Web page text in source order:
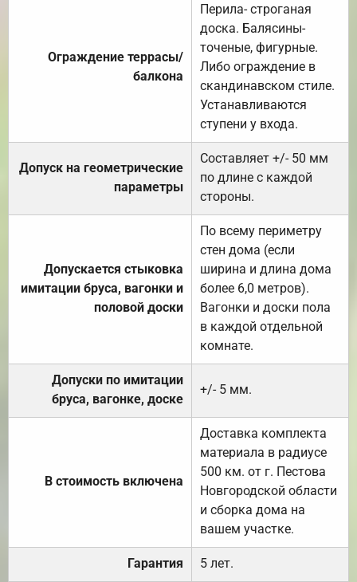
Ограждение террасы/
балкона
Перила- строганая
доска. Балясины-
точеные, фигурные.
Либо ограждение в
скандинавском стиле.
Устанавливаются
ступени у входа.
Допуск на геометрические
параметры
Составляет +/- 50 мм
по длине с каждой
стороны.
Допускается стыковка
имитации бруса, вагонки и
половой доски
По всему периметру
стен дома (если
ширина и длина дома
более 6,0 метров).
Вагонки и доски пола
в каждой отдельной
комнате.
Допуски по имитации
бруса, вагонке, доске
+/- 5 мм.
В стоимость включена
Доставка комплекта
материала в радиусе
500 км. от г. Пестова
Новгородской области
и сборка дома на
вашем участке.
Гарантия 5 лет.